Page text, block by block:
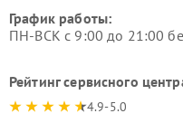
График работы:
ПН-ВСК с 9:00 до 21:00
Рейтинг сервисного
4.9-5.0